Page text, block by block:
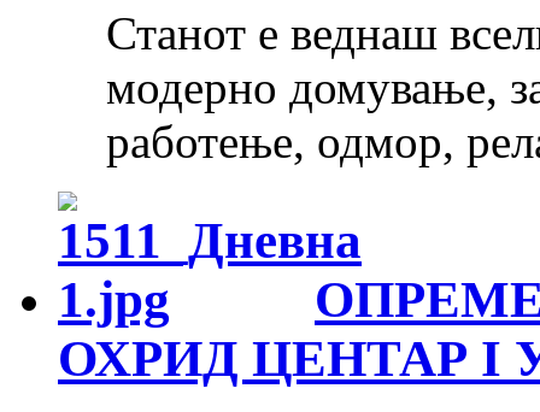
Станот е веднаш
модерно домување,
работење, одмор,
ОХРИД ЦЕНТАР I